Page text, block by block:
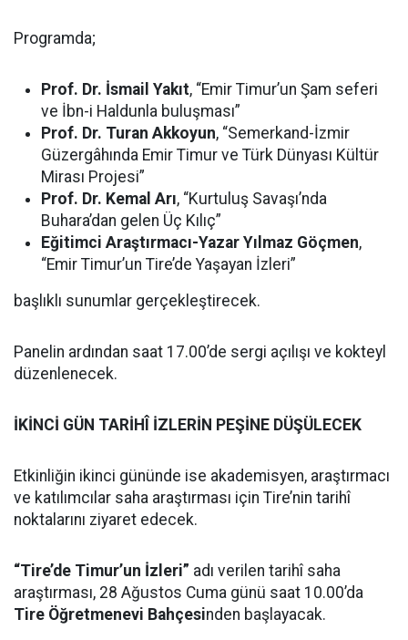
Programda;
Prof. Dr. İsmail Yakıt, “Emir Timur’un Şam seferi
ve İbn-i Haldunla buluşması”
Prof. Dr. Turan Akkoyun, “Semerkand-İzmir
Güzergâhında Emir Timur ve Türk Dünyası Kültür
Mirası Projesi”
Prof. Dr. Kemal Arı, “Kurtuluş Savaşı’nda
Buhara’dan gelen Üç Kılıç”
Eğitimci Araştırmacı-Yazar Yılmaz Göçmen,
“Emir Timur’un Tire’de Yaşayan İzleri”
başlıklı sunumlar gerçekleştirecek.
Panelin ardından saat 17.00’de sergi açılışı ve kokteyl
düzenlenecek.
İKİNCİ GÜN TARİHÎ İZLERİN PEŞİNE DÜŞÜLECEK
Etkinliğin ikinci gününde ise akademisyen, araştırmacı
ve katılımcılar saha araştırması için Tire’nin tarihî
noktalarını ziyaret edecek.
“Tire’de Timur’un İzleri” adı verilen tarihî saha
araştırması, 28 Ağustos Cuma günü saat 10.00’da
Tire Öğretmenevi Bahçesinden başlayacak.